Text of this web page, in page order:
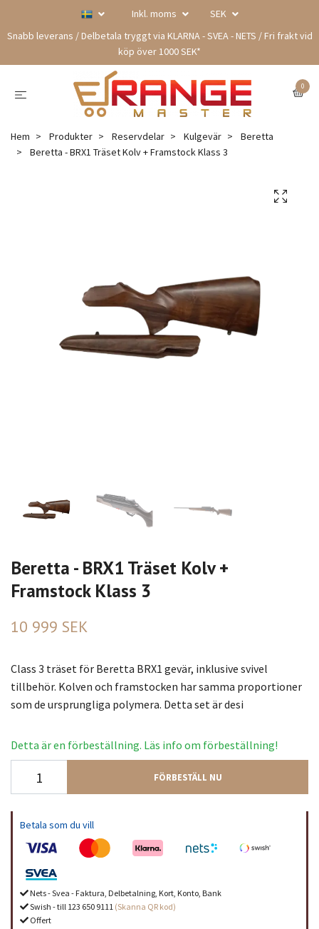
Inkl. moms
SEK
Snabb leverans / Delbetala tryggt via KLARNA - SVEA - NETS / Fri frakt vid
köp över 1000 SEK*
0
Hem Produkter Reservdelar Kulgevär
Beretta
Beretta - BRX1 Träset Kolv + Framstock Klass 3
Beretta - BRX1 Träset Kolv +
Framstock Klass 3
10 999 SEK
Class 3 träset för Beretta BRX1 gevär, inklusive svivel
tillbehör. Kolven och framstocken har samma proportioner
som de ursprungliga polymera. Detta set är desi
Detta är en förbeställning. Läs info om förbeställning!
FÖRBESTÄLL NU
Betala som du vill
Nets - Svea - Faktura, Delbetalning, Kort, Konto, Bank
Swish - till 123 650 9111 (Skanna QR kod)
Offert